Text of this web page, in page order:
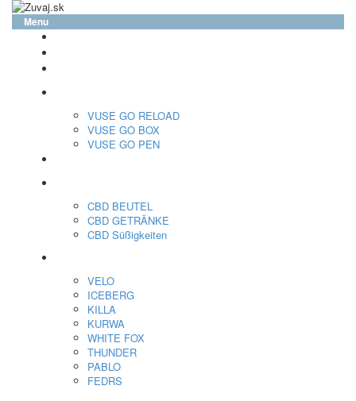
Menu
VUSE GO RELOAD
VUSE GO BOX
VUSE GO PEN
CBD BEUTEL
CBD GETRÄNKE
CBD Süßigkeiten
VELO
ICEBERG
KILLA
KURWA
WHITE FOX
THUNDER
PABLO
FEDRS